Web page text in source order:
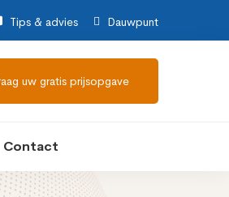
Tips & advies Dauwpunt
uw gratis prijsopgave
Contact